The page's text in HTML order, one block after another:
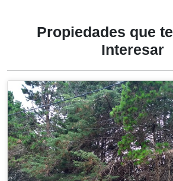
Propiedades que te
Interesar